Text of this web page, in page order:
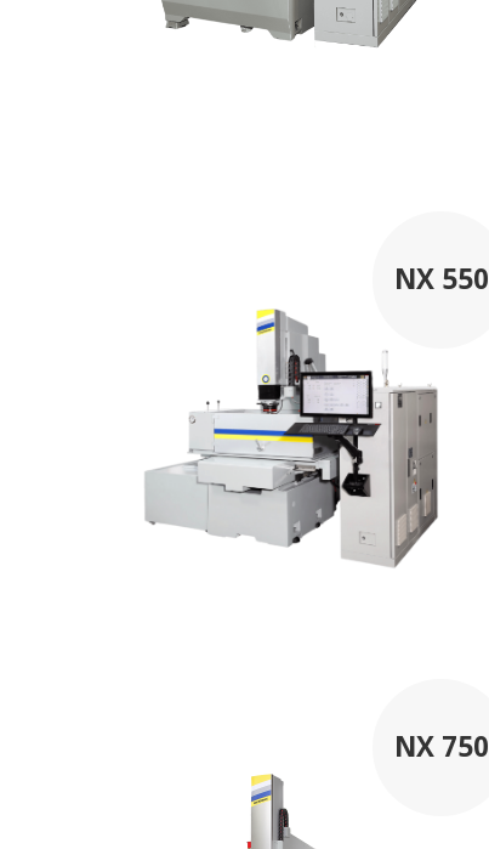
NX 550
NX 750